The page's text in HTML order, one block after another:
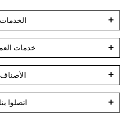
الخدمات
خدمات
الأصناف
اتصلوا بنا